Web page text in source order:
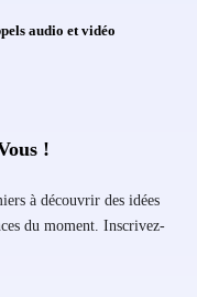
audio et vidéo
!
à découvrir des idées
du moment. Inscrivez-